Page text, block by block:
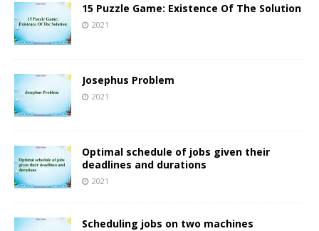
15 Puzzle Game: Existence Of The Solution
2021
Josephus Problem
2021
Optimal schedule of jobs given their
deadlines and durations
2021
Scheduling jobs on two machines